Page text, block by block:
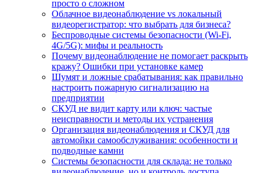
просто о сложном
Облачное видеонаблюдение vs локальный
видеорегистратор: что выбрать для бизнеса?
Беспроводные системы безопасности (Wi-Fi,
4G/5G): мифы и реальность
Почему видеонаблюдение не помогает раскрыть
кражу? Ошибки при установке камер
Шумят и ложные срабатывания: как правильно
настроить пожарную сигнализацию на
предприятии
СКУД не видит карту или ключ: частые
неисправности и методы их устранения
Организация видеонаблюдения и СКУД для
автомойки самообслуживания: особенности и
подводные камни
Системы безопасности для склада: не только